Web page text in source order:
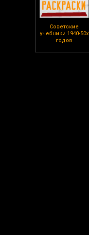
Советские
учебники 1940-50х
годов